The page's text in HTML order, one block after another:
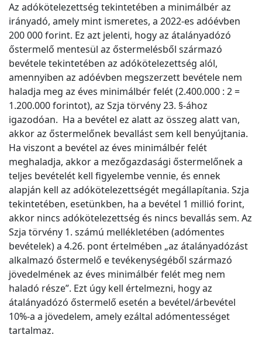
Az adókötelezettség tekintetében a minimálbér az
irányadó, amely mint ismeretes, a 2022-es adóévben
200 000 forint. Ez azt jelenti, hogy az átalányadózó
őstermelő mentesül az őstermelésből származó
bevétele tekintetében az adókötelezettség alól,
amennyiben az adóévben megszerzett bevétele nem
haladja meg az éves minimálbér felét (2.400.000 : 2 =
1.200.000 forintot), az Szja törvény 23. §-ához
igazodóan. Ha a bevétel ez alatt az összeg alatt van,
akkor az őstermelőnek bevallást sem kell benyújtania.
Ha viszont a bevétel az éves minimálbér felét
meghaladja, akkor a mezőgazdasági őstermelőnek a
teljes bevételét kell figyelembe vennie, és ennek
alapján kell az adókötelezettségét megállapítania. Szja
tekintetében, esetünkben, ha a bevétel 1 millió forint,
akkor nincs adókötelezettség és nincs bevallás sem. Az
Szja törvény 1. számú mellékletében (adómentes
bevételek) a 4.26. pont értelmében „az átalányadózást
alkalmazó őstermelő e tevékenységéből származó
jövedelmének az éves minimálbér felét meg nem
haladó része”. Ezt úgy kell értelmezni, hogy az
átalányadózó őstermelő esetén a bevétel/árbevétel
10%-a a jövedelem, amely ezáltal adómentességet
tartalmaz.